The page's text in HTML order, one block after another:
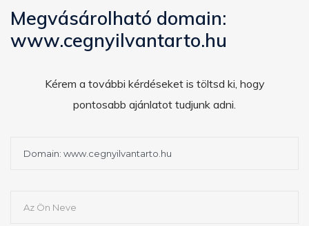
Megvásárolható domain:
www.cegnyilvantarto.hu
Kérem a további kérdéseket is töltsd ki, hogy
pontosabb ajánlatot tudjunk adni.